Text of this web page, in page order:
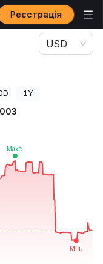
Реєстрація
USD
1Y